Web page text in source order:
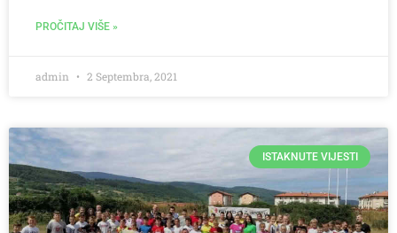
PROČITAJ VIŠE »
admin 2 Septembra, 2021
ISTAKNUTE VIJESTI